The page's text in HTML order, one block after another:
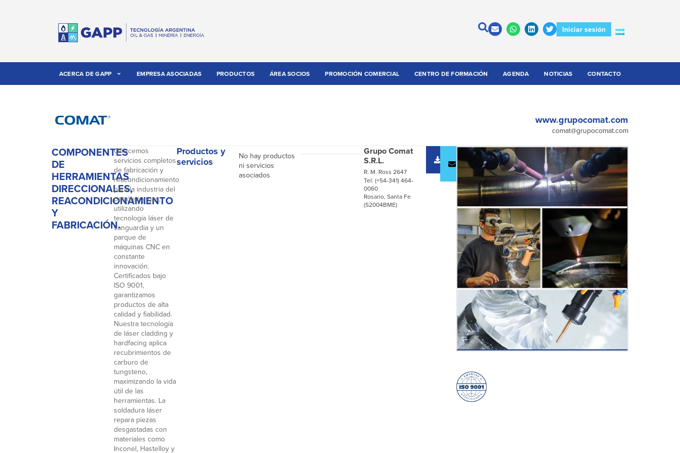
Iniciar sesión
ACERCA DE GAPP EMPRESA ASOCIADAS PRODUCTOS ÁREA SOCIOS PROMOCIÓN COMERCIAL CENTRO DE FORMACIÓN AGENDA NOTICIAS CONTACTO
www.grupocomat.com
comat@grupocomat.com
COMPONENTES
DE
HERRAMIENTAS
DIRECCIONALES,
REACONDICIONAMIENTO
Y
FABRICACIÓN.
Ofrecemos
servicios completos
de fabricación y
reacondicionamiento
para la industria del
petróleo y gas,
utilizando
tecnología láser de
vanguardia y un
parque de
máquinas CNC en
constante
innovación.
Certificados bajo
ISO 9001,
garantizamos
productos de alta
calidad y fiabilidad.
Nuestra tecnología
de láser cladding y
hardfacing aplica
recubrimientos de
carburo de
tungsteno,
maximizando la vida
útil de las
herramientas. La
soldadura láser
repara piezas
desgastadas con
materiales como
Inconel, Hastelloy y
Productos y
servicios
No hay productos
ni servicios
asociados
Grupo Comat
S.R.L.
R. M. Ross 2647
Tel: (+54-341) 464-
0060
Rosario, Santa Fe
(S2004BME)
Descargar
catálogo
Contactar
a la
empresa